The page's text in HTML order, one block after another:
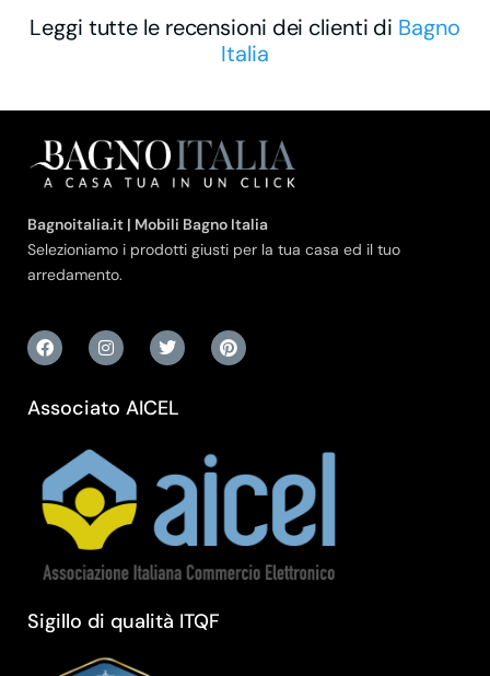
Leggi tutte le recensioni dei clienti di Bagno
Italia
Bagnoitalia.it | Mobili Bagno Italia
Selezioniamo i prodotti giusti per la tua casa ed il tuo
arredamento.
Associato AICEL
Sigillo di qualità ITQF